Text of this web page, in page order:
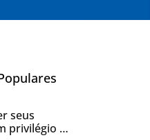
seus
privilégio no